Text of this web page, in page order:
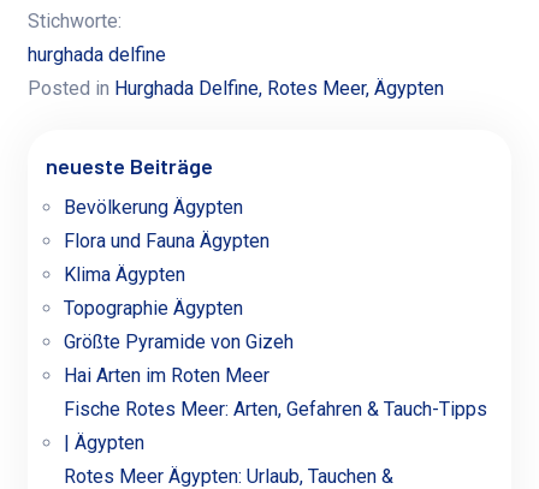
Stichworte:
hurghada delfine
Posted in Hurghada Delfine, Rotes Meer, Ägypten
neueste Beiträge
Bevölkerung Ägypten
Flora und Fauna Ägypten
Klima Ägypten
Topographie Ägypten
Größte Pyramide von Gizeh
Hai Arten im Roten Meer
Fische Rotes Meer: Arten, Gefahren & Tauch-Tipps
| Ägypten
Rotes Meer Ägypten: Urlaub, Tauchen &